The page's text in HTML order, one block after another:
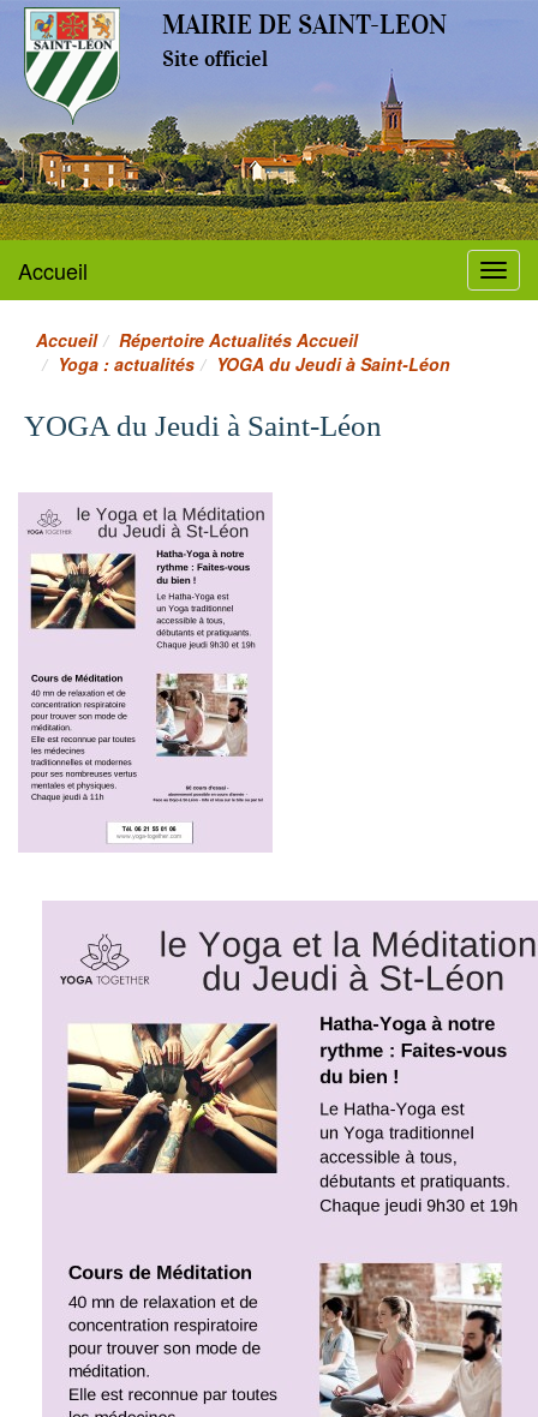
MAIRIE DE SAINT-LEON
Site officiel
Menu
Accueil
Accueil
Répertoire Actualités Accueil
Yoga : actualités
YOGA du Jeudi à Saint-Léon
YOGA du Jeudi à Saint-Léon